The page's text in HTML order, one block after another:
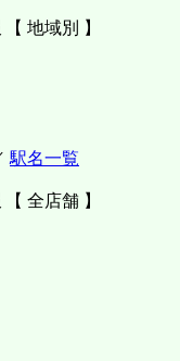
【 地域別 】
駅名一覧
【 全店舗 】